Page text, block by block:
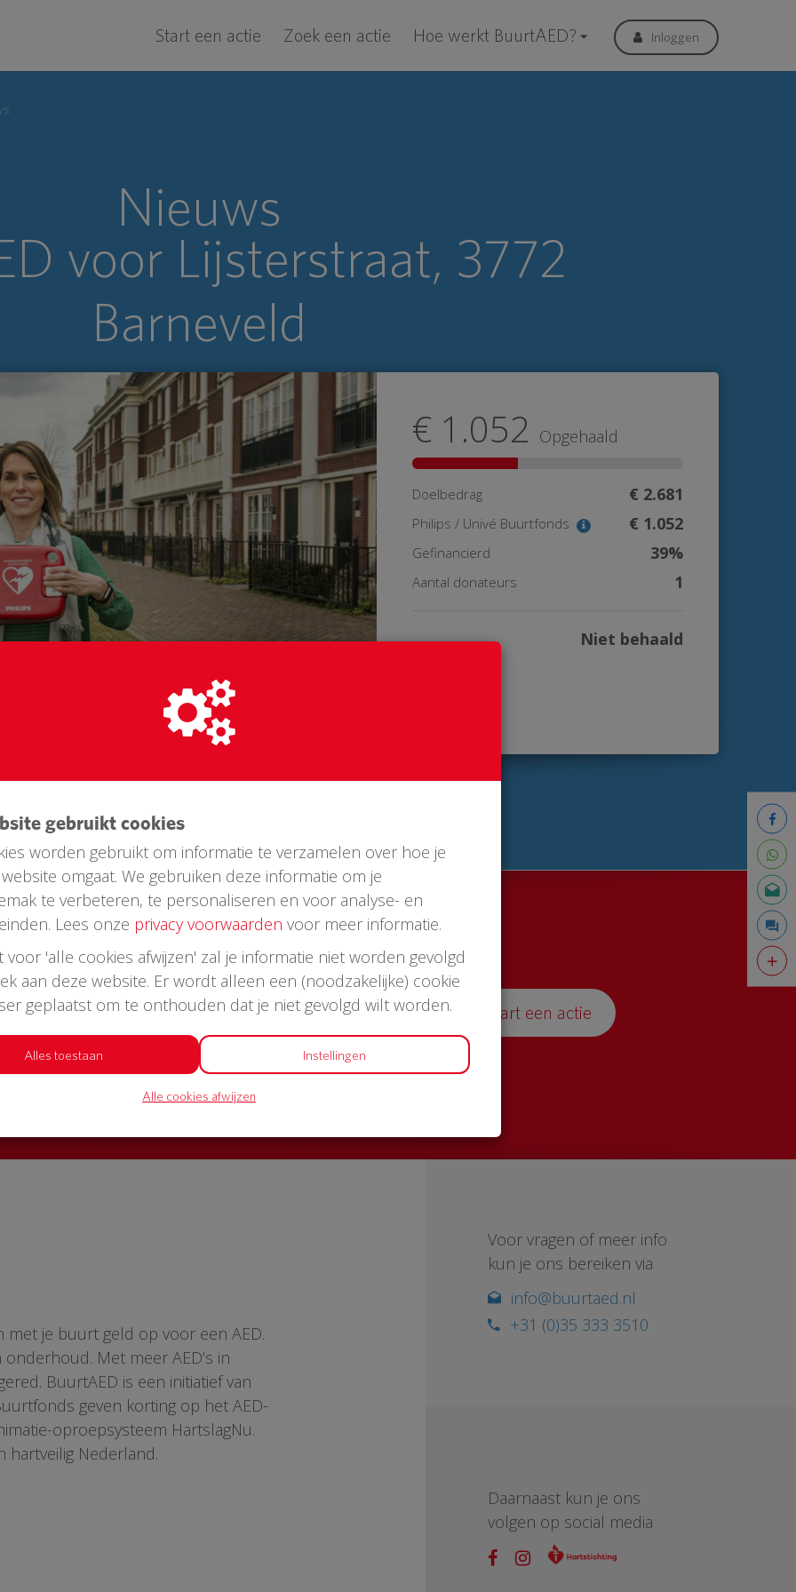
Start een actie Zoek een actie Hoe werkt BuurtAED? Inloggen
Nieuws
voor Lijsterstraat, 3772
Barneveld
€ 1.052 Opgehaald
Doelbedrag € 2.681
Philips / Univé Buurtfonds € 1.052
Gefinancierd 39%
Aantal donateurs 1
Niet behaald
in jouw straat?
een AED + buitenkast met korting
Start een actie
met je buurt geld op voor een AED.
Met meer AED’s in
BuurtAED is een initiatief van
geven korting op het AED-
oproepsysteem HartslagNu.
hartveilig Nederland.
Voor vragen of meer info
kun je ons bereiken via
info@buurtaed.nl
+31 (0)35 333 3510
Daarnaast kun je ons
volgen op social media
gebruikt cookies
worden gebruikt om informatie te verzamelen over hoe je
omgaat. We gebruiken deze informatie om je
te verbeteren, te personaliseren en voor analyse- en
Lees onze privacy voorwaarden voor meer informatie.
voor 'alle cookies afwijzen' zal je informatie niet worden gevolgd
aan deze website. Er wordt alleen een (noodzakelijke) cookie
geplaatst om te onthouden dat je niet gevolgd wilt worden.
Alles toestaan Instellingen
Alle cookies afwijzen